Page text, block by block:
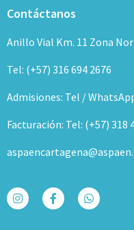
Contáctanos
Anillo Vial Km. 11 Zona
Tel: (+57) 316 694 2676
Admisiones: Tel /
Facturación: Tel: (+57) 318